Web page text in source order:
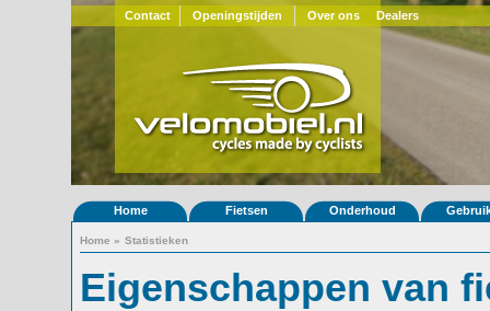
Contact Openingstijden Over ons Dealers
Home Fietsen Onderhoud
Home » Statistieken
Eigenschappen van